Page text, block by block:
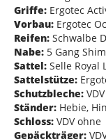
Griffe: Ergotec
Vorbau: Ergotec
Reifen: Schwalbe
Nabe: 5 Gang
Sattel: Selle Royal
Sattelstütze:
Schutzbleche:
Ständer: Hebie,
Schloss: VDV ohne
Gepäckträger: